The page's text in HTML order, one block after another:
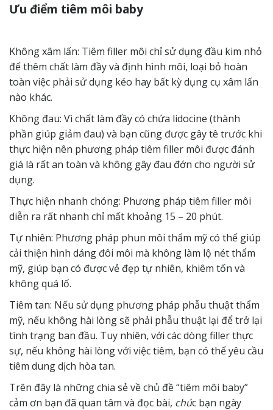
Ưu điểm tiêm môi baby
Không xâm lấn: Tiêm filler môi chỉ sử dụng đầu kim nhỏ
để thêm chất làm đầy và định hình môi, loại bỏ hoàn
toàn việc phải sử dụng kéo hay bất kỳ dụng cụ xâm lấn
nào khác.
Không đau: Vì chất làm đầy có chứa lidocine (thành
phần giúp giảm đau) và bạn cũng được gây tê trước khi
thực hiện nên phương pháp tiêm filler môi được đánh
giá là rất an toàn và không gây đau đớn cho người sử
dụng.
Thực hiện nhanh chóng: Phương pháp tiêm filler môi
diễn ra rất nhanh chỉ mất khoảng 15 – 20 phút.
Tự nhiên: Phương pháp phun môi thẩm mỹ có thể giúp
cải thiện hình dáng đôi môi mà không làm lộ nét thẩm
mỹ, giúp bạn có được vẻ đẹp tự nhiên, khiêm tốn và
không quá lố.
Tiêm tan: Nếu sử dụng phương pháp phẫu thuật thẩm
mỹ, nếu không hài lòng sẽ phải phẫu thuật lại để trở lại
tình trạng ban đầu. Tuy nhiên, với các dòng filler thực
sự, nếu không hài lòng với việc tiêm, bạn có thể yêu cầu
tiêm dung dịch hòa tan.
Trên đây là những chia sẻ về chủ đề “tiêm môi baby”
cảm ơn bạn đã quan tâm và đọc bài, chúc bạn ngày